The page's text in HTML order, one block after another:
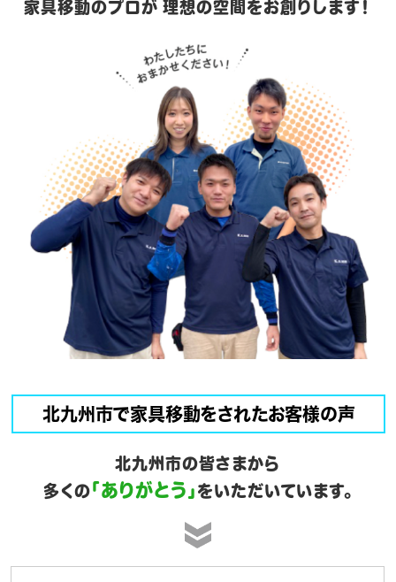
家具移動のプロが 理想の空間をお創りします！
北九州市で家具移動をされたお客様の声
北九州市の皆さまから
多くの「ありがとう」 をいただいています。